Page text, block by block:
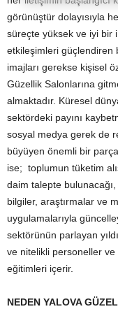
görünüştür dolayısıyla
süreçte yüksek ve iyi bir
etkileşimleri güçlendiren
imajları gerekse kişisel
Güzellik Salonlarına
almaktadır. Küresel
sektördeki payını
sosyal medya gerek de
büyüyen önemli bir
ise; toplumun tüketim
daim talepte
bilgiler, araştırmalar ve
uygulamalarıyla
sektörünün parlayan
ve nitelikli personeller
eğitimleri içerir.
NEDEN YALOVA